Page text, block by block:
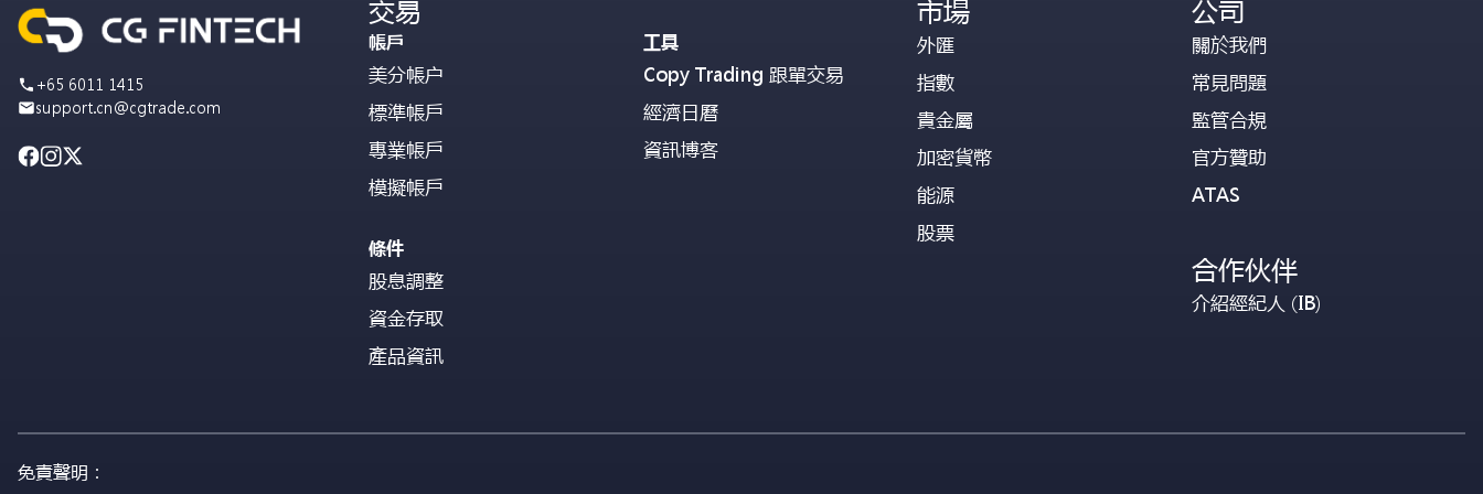
+65 6011 1415
support.cn@cgtrade.com
交易
帳戶
美分帳户
標準帳戶
專業帳戶
模擬帳戶
條件
股息調整
資金存取
產品資訊
工具
Copy Trading 跟單交易
經濟日曆
資訊博客
市場
外匯
指數
貴金屬
加密貨幣
能源
股票
公司
關於我們
常見問題
監管合規
官方贊助
ATAS
合作伙伴
介紹經紀人 (IB)
免責聲明：